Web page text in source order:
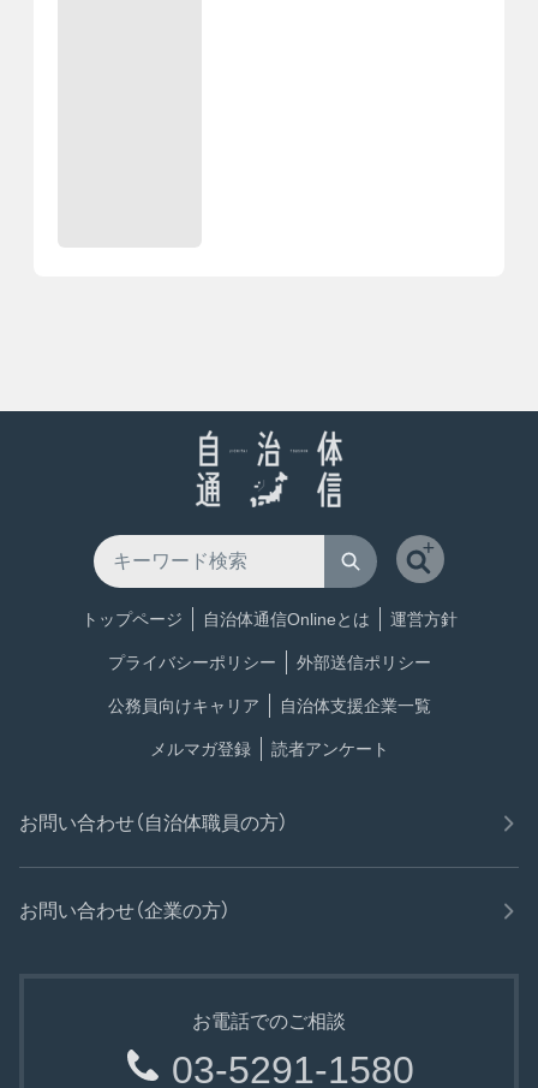
トップページ 自治体通信Onlineとは 運営方針
プライバシーポリシー 外部送信ポリシー
公務員向けキャリア 自治体支援企業一覧
メルマガ登録 読者アンケート
お問い合わせ（自治体職員の方）
お問い合わせ（企業の方）
お電話でのご相談
03-5291-1580